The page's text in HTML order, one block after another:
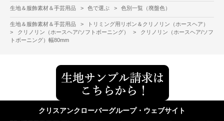
生地＆服飾素材＆手芸用品 > 色で選ぶ > 色別一覧（廃盤色）
生地＆服飾素材＆手芸用品 >
トリミング用リボン＆クリノリン（ホースヘア）
>
クリノリン（ホースヘア/ソフトボーニング） >
クリノリン（ホースヘア/ソフ
トボーニング）幅80mm
クリスアンクローバーグループ・ウェブサイト